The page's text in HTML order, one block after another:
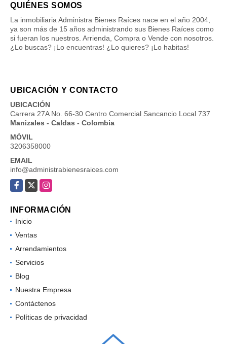
QUIÉNES SOMOS
La inmobiliaria Administra Bienes Raíces nace en el año 2004,
ya son más de 15 años administrando sus Bienes Raíces como
si fueran los nuestros. Arrienda, Compra o Vende con nosotros.
¿Lo buscas? ¡Lo encuentras! ¿Lo quieres? ¡Lo habitas!
UBICACIÓN Y CONTACTO
UBICACIÓN
Carrera 27A No. 66-30 Centro Comercial Sancancio Local 737
Manizales - Caldas - Colombia
MÓVIL
3206358000
EMAIL
info@administrabienesraices.com
Facebook
X Instagram
INFORMACIÓN
Inicio
Ventas
Arrendamientos
Servicios
Blog
Nuestra Empresa
Contáctenos
Políticas de privacidad